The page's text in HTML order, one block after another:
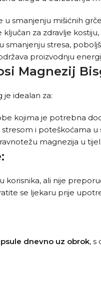
u smanjenju mišićnih
ključan za zdravlje
smanjenju stresa,
proizvodnju
Magnezij
je idealan za:
kojima je potrebna
i poteškoćama u
magnezija u
korisnika, ali nije
se ljekaru prije
dnevno uz obrok, s